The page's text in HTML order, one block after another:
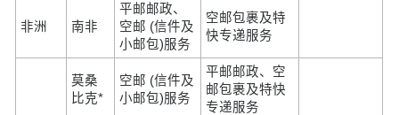
非洲 南非
平邮邮政、
空邮 (信件及
小邮包)服务
空邮包裹及特
快专递服务
莫桑
比克*
空邮 (信件及
小邮包)服务
平邮邮政、空
邮包裹及特快
专递服务